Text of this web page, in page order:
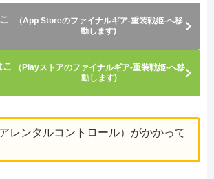
（App Storeのファイナルギア-重装戦姫-へ移
動します)
（Playストアのファイナルギア-重装戦姫-へ移
動します)
レンタルコントロール）がかかって